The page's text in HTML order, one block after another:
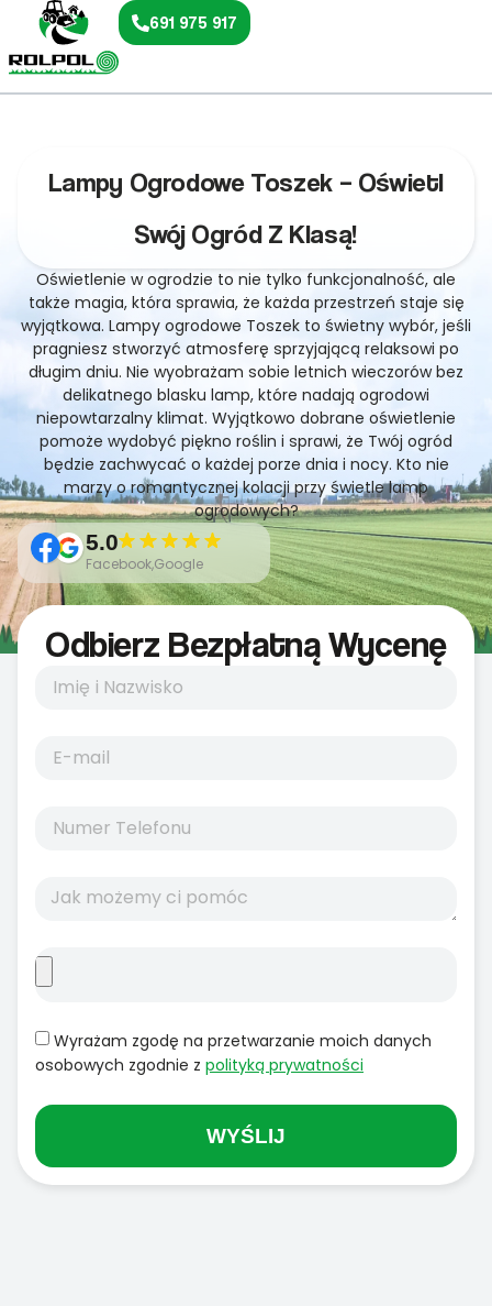
691 975 917
Lampy Ogrodowe Toszek – Oświetl
Swój Ogród Z Klasą!
Oświetlenie w ogrodzie to nie tylko funkcjonalność, ale
także magia, która sprawia, że każda przestrzeń staje się
wyjątkowa. Lampy ogrodowe Toszek to świetny wybór, jeśli
pragniesz stworzyć atmosferę sprzyjającą relaksowi po
długim dniu. Nie wyobrażam sobie letnich wieczorów bez
delikatnego blasku lamp, które nadają ogrodowi
niepowtarzalny klimat. Wyjątkowo dobrane oświetlenie
pomoże wydobyć piękno roślin i sprawi, że Twój ogród
będzie zachwycać o każdej porze dnia i nocy. Kto nie
marzy o romantycznej kolacji przy świetle lamp
ogrodowych?
5.0
Facebook,Google
Odbierz Bezpłatną Wycenę
Wyrażam zgodę na przetwarzanie moich danych
osobowych zgodnie z polityką prywatności
WYŚLIJ